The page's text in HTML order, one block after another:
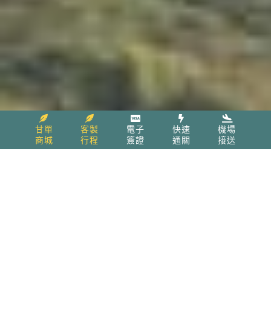
甘單
商城
客製
行程
電子
簽證
快速
通關
機場
接送